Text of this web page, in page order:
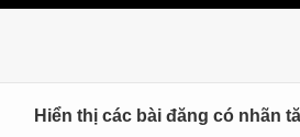
Hiển thị các bài đăng có nhãn